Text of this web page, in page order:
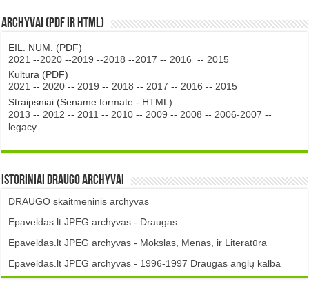
Archyvai (PDF ir HTML)
EIL. NUM. (PDF)
2021 --2020 --2019 --2018 --2017 -- 2016 -- 2015
Kultūra (PDF)
2021 -- 2020 -- 2019 -- 2018 -- 2017 -- 2016 -- 2015
Straipsniai (Sename formate - HTML)
2013 -- 2012 -- 2011 -- 2010 -- 2009 -- 2008 -- 2006-2007 --
legacy
Istoriniai DRAUGO Archyvai
DRAUGO skaitmeninis archyvas
Epaveldas.lt JPEG archyvas - Draugas
Epaveldas.lt JPEG archyvas - Mokslas, Menas, ir Literatūra
Epaveldas.lt JPEG archyvas - 1996-1997 Draugas anglų kalba